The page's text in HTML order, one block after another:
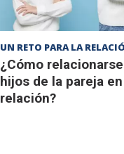
UN RETO PARA LA
¿Cómo
hijos de la pareja
relación?